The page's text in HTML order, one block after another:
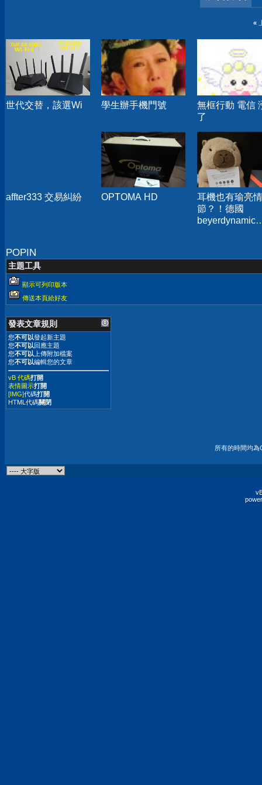
«
世代交替，該選Wi 學生辦手機門號
無框行動 電信
了
affter333 交易糾紛 OPTOMA HD
耳機也有瑜亮情
節？！德國
beyerdynamic
POPIN
主題工具
顯示可列印版本
傳送本頁給好友
發表文章規則
您不可以發起新主題
您不可以回應主題
您不可以上傳附加檔案
您不可以編輯您的文章
vB 代碼打開
表情圖示打開
[IMG]代碼打開
HTML代碼關閉
所有的時間均為